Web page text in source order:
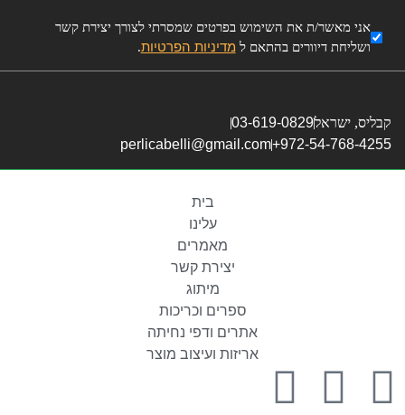
אני מאשר/ת את השימוש בפרטים שמסרתי לצורך יצירת קשר
ושליחת דיוורים בהתאם ל מדיניות הפרטיות.
קבליס, ישראל03-619-0829
972-54-768-4255+
perlicabelli@gmail.com
בית
עלינו
מאמרים
יצירת קשר
מיתוג
ספרים וכריכות
אתרים ודפי נחיתה
אריזות ועיצוב מוצר